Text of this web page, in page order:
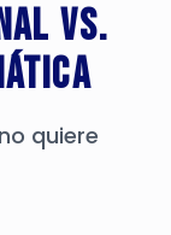
vs.
quiere